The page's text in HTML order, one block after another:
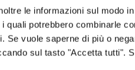
le informazioni sul modo
potrebbero combinarle
vuole saperne di più o
sul tasto "Accetta tutti".